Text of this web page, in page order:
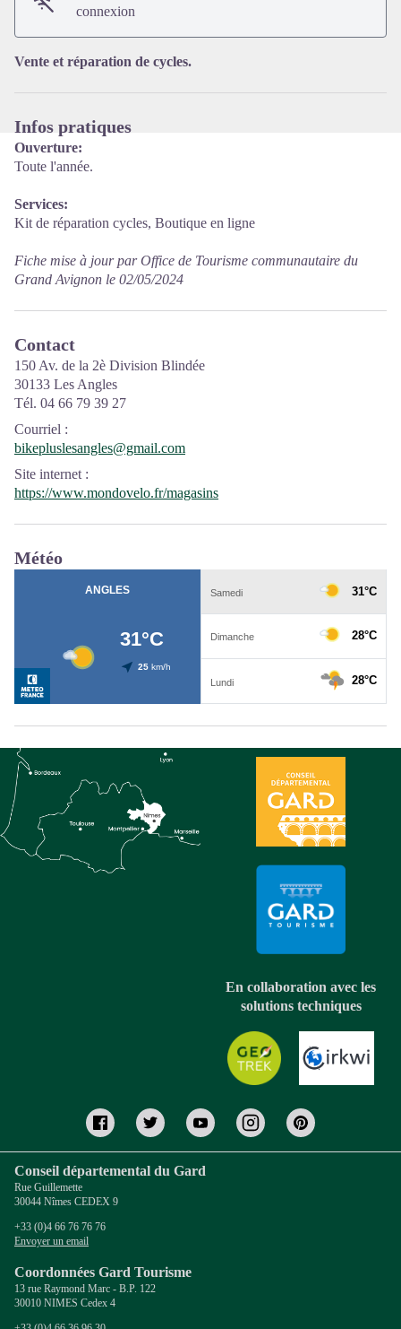
connexion
Vente et réparation de cycles.
Infos pratiques
Ouverture:
Toute l'année.
Services:
Kit de réparation cycles, Boutique en ligne
Fiche mise à jour par Office de Tourisme communautaire du
Grand Avignon le 02/05/2024
Contact
150 Av. de la 2è Division Blindée
30133 Les Angles
Tél. 04 66 79 39 27
Courriel :
bikepluslesangles@gmail.com
Site internet :
https://www.mondovelo.fr/magasins
Météo
En collaboration avec les
solutions techniques
Conseil départemental du Gard
Rue Guillemette
30044 Nîmes CEDEX 9
+33 (0)4 66 76 76 76
Envoyer un email
Coordonnées Gard Tourisme
13 rue Raymond Marc - B.P. 122
30010 NIMES Cedex 4